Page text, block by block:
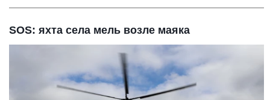
SOS: яхта села мель возле маяка